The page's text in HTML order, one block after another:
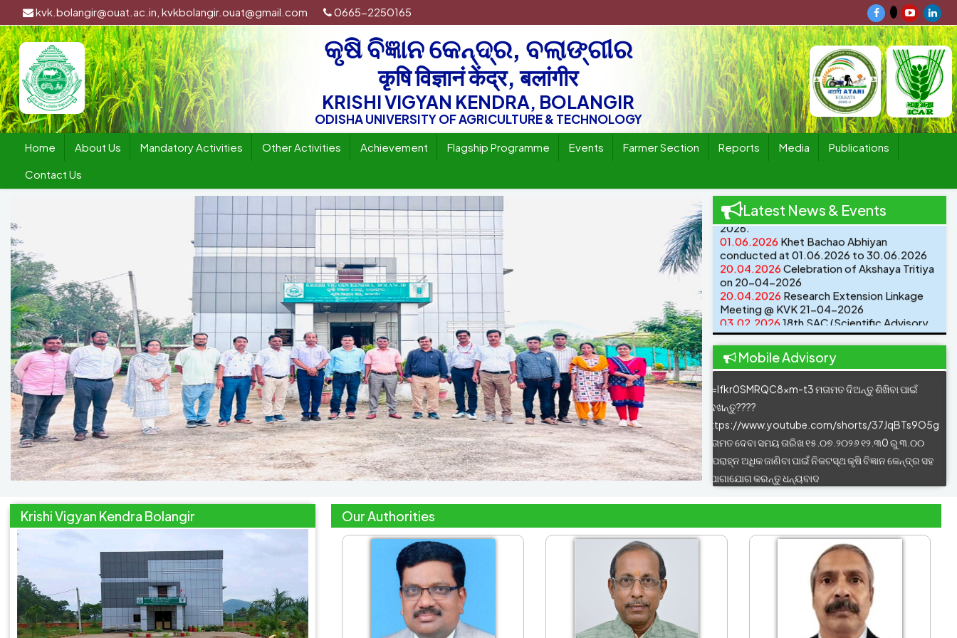
kvk.bolangir@ouat.ac.in, kvkbolangir.ouat@gmail.com 0665-2250165
କୃଷି ବିଜ୍ଞାନ କେନ୍ଦ୍ର, ବଲାଙ୍ଗୀର
कृषि विज्ञानं केंद्र, बलांगीर
KRISHI VIGYAN KENDRA, BOLANGIR
ODISHA UNIVERSITY OF AGRICULTURE & TECHNOLOGY
Home About Us Mandatory Activities Other Activities Achievement Flagship Programme Events Farmer Section Reports Media
Publications
Contact Us
Next Latest News & Events
01.08.2026ଲଘୁଚାପ ଜନିତ ମାତ୍ରାଧିକ ବୃଷ୍ଟିପାତ ଓ
ସାମ୍ପ୍ରତିକ ବନ୍ୟା ପରିପ୍ରେକ୍ଷୀରେ ଫସଲ ପରିଚାଳନା
ପାଇଁ ପରାମର୍ଶ
15.07.2026କିସାନ ସାରଥି ଆପ୍ ଡାଉନଲୋଡ କରନ୍ତୁ
https://play.google.com/store/apps/details?
SAMMAN @ RITE, Balngir on 20th June
2026.
01.06.2026Khet Bachao Abhiyan
conducted at 01.06.2026 to 30.06.2026
20.04.2026 Celebration of Akshaya Tritiya
on 20-04-2026
20.04.2026 Research Extension Linkage
Meeting @ KVK 21-04-2026
03.02.202618th SAC (Scientific Advisory
Committee) Meeting will be held at KVK,
Balangir on 09.02.2026
30.11.2025TRAINING PROGRAMME :
DECEMBER -2025
Live Streaming of 21st
Installment of PM-KISAN on 19th
November 2025
07.11.2025Celebration of 150th anniversary
of "Vande Mataram" celebrated @ KVK-
BALANGIR on November 7, 2025,
25.10.2025Training Calendar : NOVEMBER
2025
Mobile Advisory
ପ୍ରିୟ କୃଷକ ଭାଇ ଓ ଭଉଣୀ ମାନେ ଭାରତୀୟ କୃଷି ଅନୁସନ୍ଧାନ
ପରିଷଦ, ନୁଆଦିଲ୍ଲୀର କିସାନ ସାରଥି ଆପ୍ ଡାଉନଲୋଡ କରନ୍ତୁ
https://play.google.com/store/apps/details?
id=com.kisansarthi.farmer ପଞ୍ଜିକରଣ କରନ୍ତୁ ଶିଖିବା
ପାଇଁ ଦେଖନ୍ତୁ????
https://youtube.com/shorts/DwEa9Dlov7o?
si=lfkr0SMRQC8xm-t3 ମତାମତ ଦିଅନ୍ତୁ ଶିଖିବା ପାଇଁ
ଦେଖନ୍ତୁ????
https://www.youtube.com/shorts/37JqBTs9O5g
ମତାମତ ଦେବା ସମୟ ତାରିଖ ୧୫.୦୭.୨୦୨୬ ୧୨.୩0 ରୁ ୩.୦୦
ଅପରାହ୍ନ ଅଧିକ ଜାଣିବା ପାଇଁ ନିକଟସ୍ଥ କୃଷି ବିଜ୍ଞାନ କେନ୍ଦ୍ର ସହ
ଯୋଗାଯୋଗ କରନ୍ତୁ ଧନ୍ୟବାଦ
------------------------
ମିଶାଇ ଭଲ ଭାବରେ ଗୋଳାଇ ଛାଇରେ ସୁଖେଇବା ପରେ ଜମିରେ
------------------------
ଢିପ ଜମିରେ ଅଣଧାନ ଫସଲ ଯଥା ମକା, ବରଗୁଡି, ହରଡ଼, ବିରି,
ମାଣ୍ଡିଆ ଚିନାବାଦାମ, ଜଡ଼ା, କନ୍ଦମୂଳ ଇତ୍ୟାଦି ଚାଷ କରନ୍ତୁ |
------------------------
ମରୁଡ଼ି ହେଉଥିବା ଅଂଚଳରେ ମରୁଡ଼ି ସହଣୀ ଶକ୍ତି ଥିବା କିସମ ଯଥା
Krishi Vigyan Kendra Bolangir Our Authorities